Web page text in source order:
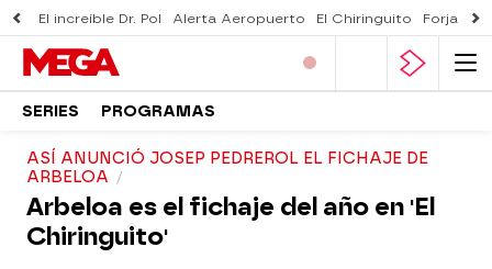
El increíble Dr. Pol Alerta Aeropuerto El Chiringuito Forjado
SERIES PROGRAMAS
ASÍ ANUNCIÓ JOSEP PEDREROL EL FICHAJE DE
ARBELOA
Arbeloa es el fichaje del año en 'El
Chiringuito'